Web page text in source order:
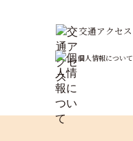
交通アクセス
個人情報について